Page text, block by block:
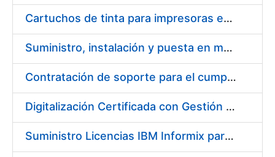
Show/Hide
Cartuchos de tinta para impresoras epson
Suministro, instalación y puesta en marcha de los equipos y sistemas necesarios para la reforma y actualización del centro de control de seguridad de la Fábrica de papel de seguridad de Burgos
Contratación de soporte para el cumplimiento legal y normativo
Digitalización Certificada con Gestión Documental
Suministro Licencias IBM Informix para PKI